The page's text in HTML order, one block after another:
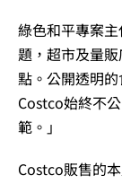
綠色和平專案
題，超市及量
點。公開透明
Costco始終不
範。」
Costco販售的